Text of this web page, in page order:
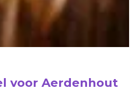
voor Aerdenhout